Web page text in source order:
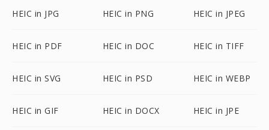
HEIC in JPG HEIC in PNG HEIC in JPEG
HEIC in PDF HEIC in DOC HEIC in TIFF
HEIC in SVG HEIC in PSD HEIC in WEBP
HEIC in GIF HEIC in DOCX HEIC in JPE